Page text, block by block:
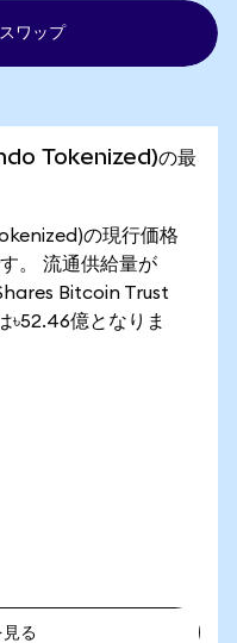
ワップ
Tokenized)の最
の現行価格
。 流通供給量が
Bitcoin Trust
৳52.46億となりま
見る